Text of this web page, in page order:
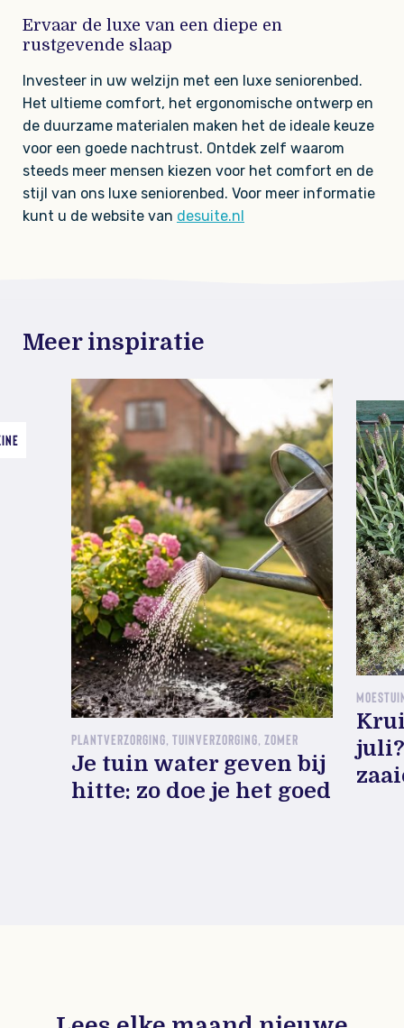
Ervaar de luxe van een diepe en
rustgevende slaap
Investeer in uw welzijn met een luxe seniorenbed.
Het ultieme comfort, het ergonomische ontwerp en
de duurzame materialen maken het de ideale keuze
voor een goede nachtrust. Ontdek zelf waarom
steeds meer mensen kiezen voor het comfort en de
stijl van ons luxe seniorenbed. Voor meer informatie
kunt u de website van desuite.nl
Meer inspiratie
PLANTVERZORGING, TUINVERZORGING, ZOMER
Je tuin water geven bij
hitte: zo doe je het goed